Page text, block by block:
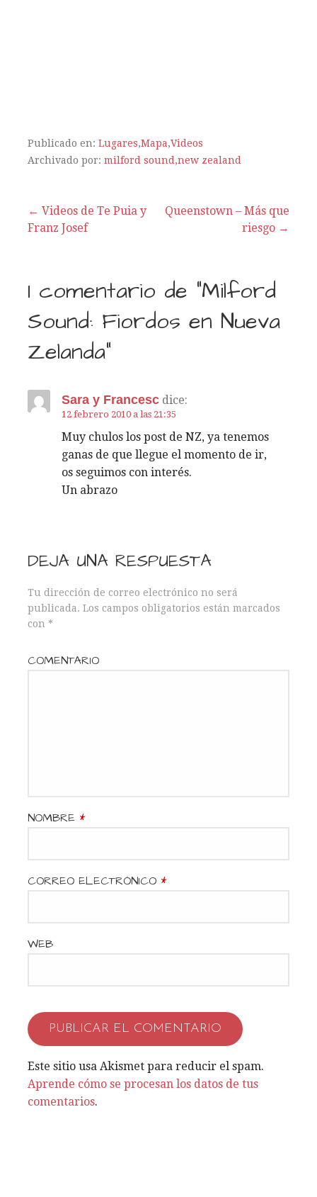
Publicado en: Lugares,Mapa,Videos
Archivado por: milford sound ,new zealand
← Videos de Te Puia y
Franz Josef
Queenstown – Más que
riesgo →
1 comentario de “Milford
Sound: Fiordos en Nueva
Zelanda”
Sara y Francesc dice:
12 febrero 2010 a las 21:35
Muy chulos los post de NZ, ya tenemos
ganas de que llegue el momento de ir,
os seguimos con interés.
Un abrazo
DEJA UNA RESPUESTA
Tu dirección de correo electrónico no será
publicada. Los campos obligatorios están marcados
con *
COMENTARIO
NOMBRE *
CORREO ELECTRÓNICO *
WEB
Este sitio usa Akismet para reducir el spam.
Aprende cómo se procesan los datos de tus
comentarios.